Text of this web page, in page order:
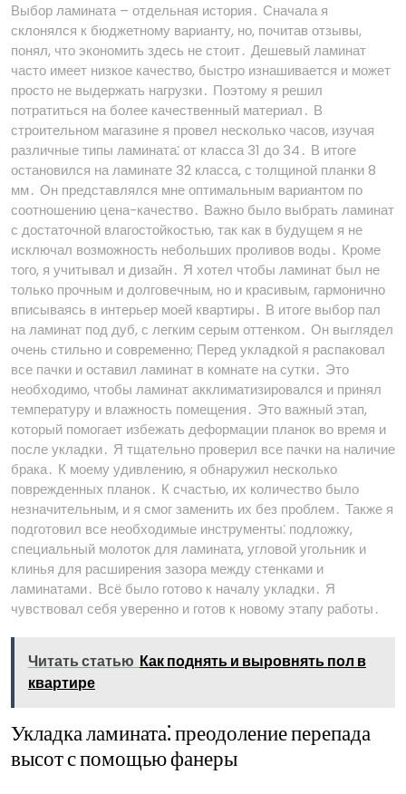
Выбор ламината – отдельная история․ Сначала я
склонялся к бюджетному варианту, но, почитав отзывы,
понял, что экономить здесь не стоит․ Дешевый ламинат
часто имеет низкое качество, быстро изнашивается и может
просто не выдержать нагрузки․ Поэтому я решил
потратиться на более качественный материал․ В
строительном магазине я провел несколько часов, изучая
различные типы ламината⁚ от класса 31 до 34․ В итоге
остановился на ламинате 32 класса, с толщиной планки 8
мм․ Он представлялся мне оптимальным вариантом по
соотношению цена-качество․ Важно было выбрать ламинат
с достаточной влагостойкостью, так как в будущем я не
исключал возможность небольших проливов воды․ Кроме
того, я учитывал и дизайн․ Я хотел чтобы ламинат был не
только прочным и долговечным, но и красивым, гармонично
вписываясь в интерьер моей квартиры․ В итоге выбор пал
на ламинат под дуб, с легким серым оттенком․ Он выглядел
очень стильно и современно; Перед укладкой я распаковал
все пачки и оставил ламинат в комнате на сутки․ Это
необходимо, чтобы ламинат акклиматизировался и принял
температуру и влажность помещения․ Это важный этап,
который помогает избежать деформации планок во время и
после укладки․ Я тщательно проверил все пачки на наличие
брака․ К моему удивлению, я обнаружил несколько
поврежденных планок․ К счастью, их количество было
незначительным, и я смог заменить их без проблем․ Также я
подготовил все необходимые инструменты⁚ подложку,
специальный молоток для ламината, угловой угольник и
клинья для расширения зазора между стенками и
ламинатами․ Всё было готово к началу укладки․ Я
чувствовал себя уверенно и готов к новому этапу работы․
Читать статью Как поднять и выровнять пол в
квартире
Укладка ламината⁚ преодоление перепада
высот с помощью фанеры